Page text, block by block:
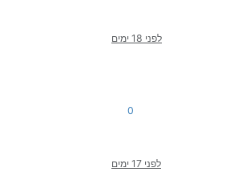
לפני 18 ימים
0
לפני 17 ימים